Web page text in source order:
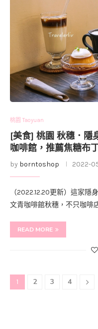
桃園 Taoyuan
[美食] 桃園 秋穗．隱
咖啡館，推薦焦糖布
by borntoshop 2022-
（2022.12.20更新）這家
文青咖啡館秋穗，不只咖啡
READ MORE
1 2 3 4